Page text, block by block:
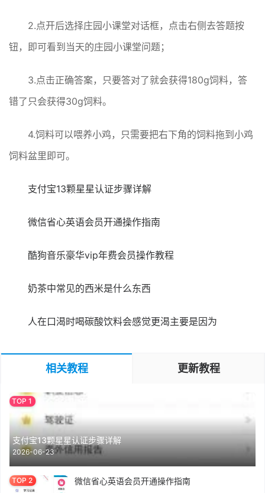
2.点开后选择庄园小课堂对话框，点击右侧去答题按
钮，即可看到当天的庄园小课堂问题；
3.点击正确答案，只要答对了就会获得180g饲料，答
错了只会获得30g饲料。
4.饲料可以喂养小鸡，只需要把右下角的饲料拖到小鸡
饲料盆里即可。
支付宝13颗星星认证步骤详解
微信省心英语会员开通操作指南
酷狗音乐豪华vip年费会员操作教程
奶茶中常见的西米是什么东西
人在口渴时喝碳酸饮料会感觉更渴主要是因为
相关教程 更新教程
支付宝13颗星星认证步骤详解
2026-06-23
微信省心英语会员开通操作指南